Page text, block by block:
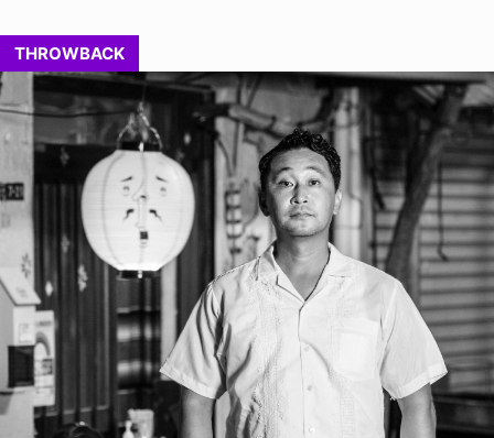
THROWBACK